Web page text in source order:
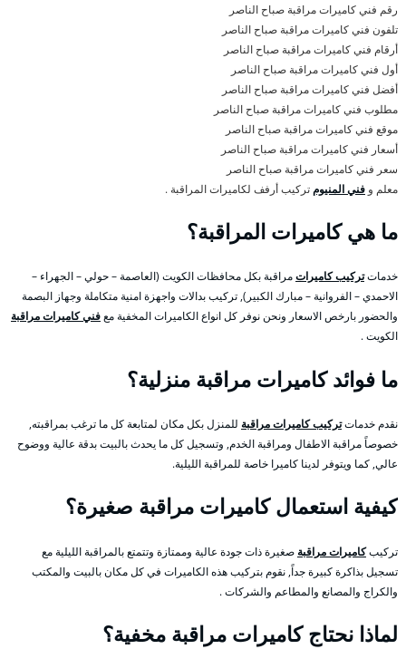
رقم فني كاميرات مراقبة صباح الناصر
تلفون فني كاميرات مراقبة صباح الناصر
أرقام فني كاميرات مراقبة صباح الناصر
أول فني كاميرات مراقبة صباح الناصر
أفضل فني كاميرات مراقبة صباح الناصر
مطلوب فني كاميرات مراقبة صباح الناصر
موقع فني كاميرات مراقبة صباح الناصر
أسعار فني كاميرات مراقبة صباح الناصر
سعر فني كاميرات مراقبة صباح الناصر
معلم و فني المنيومتركيب أرفف لكاميرات المراقبة .
ما هي كاميرات المراقبة؟
خدماتتركيب كاميراتمراقبة بكل محافظات الكويت (العاصمة – حولي – الجهراء –
الاحمدي – الفروانية – مبارك الكبير), تركيب بدالات واجهزة امنية متكاملة وجهاز البصمة
والحضور بارخص الاسعار ونحن نوفر كل انواع الكاميرات المخفية معفني كاميرات مراقبة
الكويت .
ما فوائد كاميرات مراقبة منزلية؟
نقدم خدماتتركيب كاميرات مراقبة للمنزل بكل مكان لمتابعة كل ما ترغب بمراقبته,
خصوصاً مراقبة الاطفال ومراقبة الخدم, وتسجيل كل ما يحدث بالبيت بدقة عالية ووضوح
عالي, كما ويتوفر لدينا كاميرا خاصة للمراقبة الليلية.
كيفية استعمال كاميرات مراقبة صغيرة؟
تركيبكاميرات مراقبة صغيرة ذات جودة عالية وممتازة وتتمتع بالمراقبة الليلية مع
تسجيل بذاكرة كبيرة جداً, نقوم بتركيب هذه الكاميرات في كل مكان بالبيت والمكتب
والكراج والمصانع والمطاعم والشركات .
لماذا نحتاج كاميرات مراقبة مخفية؟